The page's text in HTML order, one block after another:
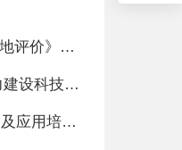
中国电力建设企业协会团体标准《电力建设工程安全文明工地评价》启动暨初稿讨论会在兰州召开
深耕科技赋能 聚力创新引领 共筑绿电未来 ——2026 年电力建设科技发展大会暨第二届电力智能新型施工装备展在厦门召开
中国电力建设企业协会成功举办2026年度电力建设工法编制及应用培训会